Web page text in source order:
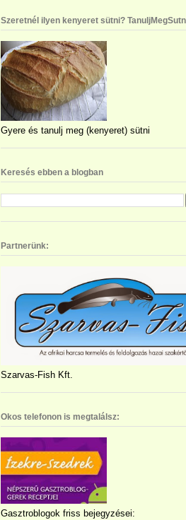
Szeretnél ilyen kenyeret sütni?
Gyere és tanulj meg (kenyeret) sütni
Keresés ebben a blogban
Partnerünk:
Szarvas-Fish Kft.
Okos telefonon is megtalálsz:
Gasztroblogok friss bejegyzései: